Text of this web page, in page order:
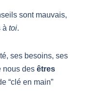
sont mauvais,
à toi.
ses besoins, ses
nous des êtres
“clé en main”